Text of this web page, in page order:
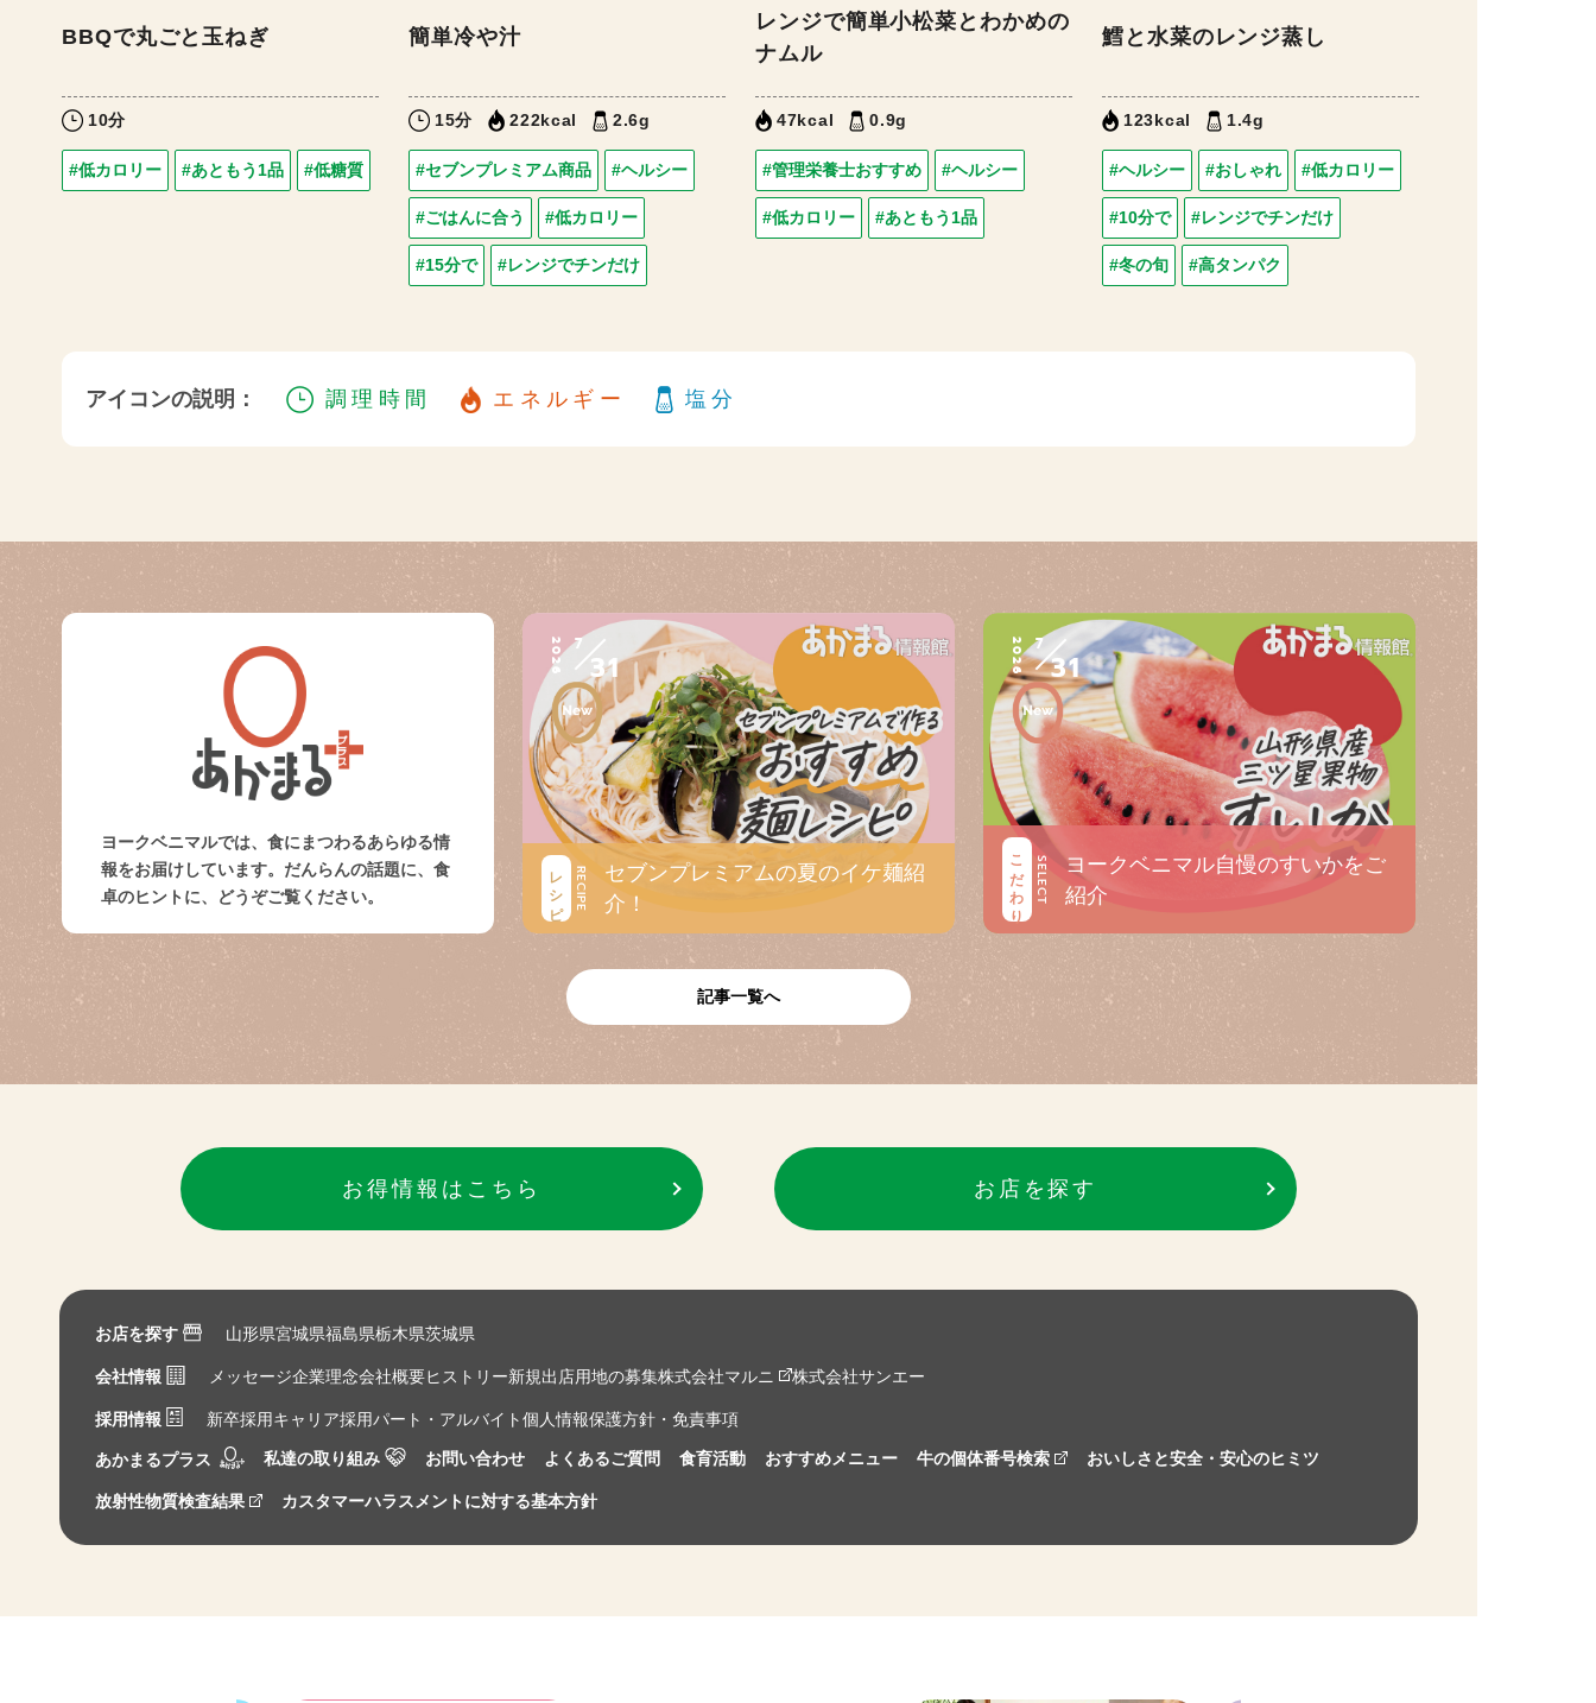
BBQで丸ごと玉ねぎ
10分
#低カロリー #あともう1品 #低糖質
簡単冷や汁
15分 222kcal 2.6g
#セブンプレミアム商品 #ヘルシー
#ごはんに合う #低カロリー
#15分で #レンジでチンだけ
レンジで簡単小松菜とわかめの
ナムル
47kcal 0.9g
#管理栄養士おすすめ #ヘルシー
#低カロリー #あともう1品
鱈と水菜のレンジ蒸し
123kcal 1.4g
#ヘルシー #おしゃれ #低カロリー
#10分で #レンジでチンだけ
#冬の旬 #高タンパク
アイコンの説明： 調理時間 エネルギー 塩分
ヨークベニマルでは、食にまつわるあらゆる情
報をお届けしています。だんらんの話題に、食
卓のヒントに、どうぞご覧ください。
2026 7
31
レシピ RECIPE
セブンプレミアムの夏のイケ麺紹
介！
2026 7
31
こだわり SELECT
ヨークベニマル自慢のすいかをご
紹介
記事一覧へ
お得情報はこちら お店を探す
お店を探す 山形県宮城県福島県栃木県茨城県
会社情報 メッセージ企業理念会社概要ヒストリー新規出店用地の募集株式会社マルニ 株式会社サンエー
採用情報 新卒採用キャリア採用パート・アルバイト個人情報保護方針・免責事項
あかまるプラス 私達の取り組み お問い合わせ よくあるご質問 食育活動 おすすめメニュー 牛の個体番号検索 おいしさと安全・安心のヒミツ
放射性物質検査結果 カスタマーハラスメントに対する基本方針